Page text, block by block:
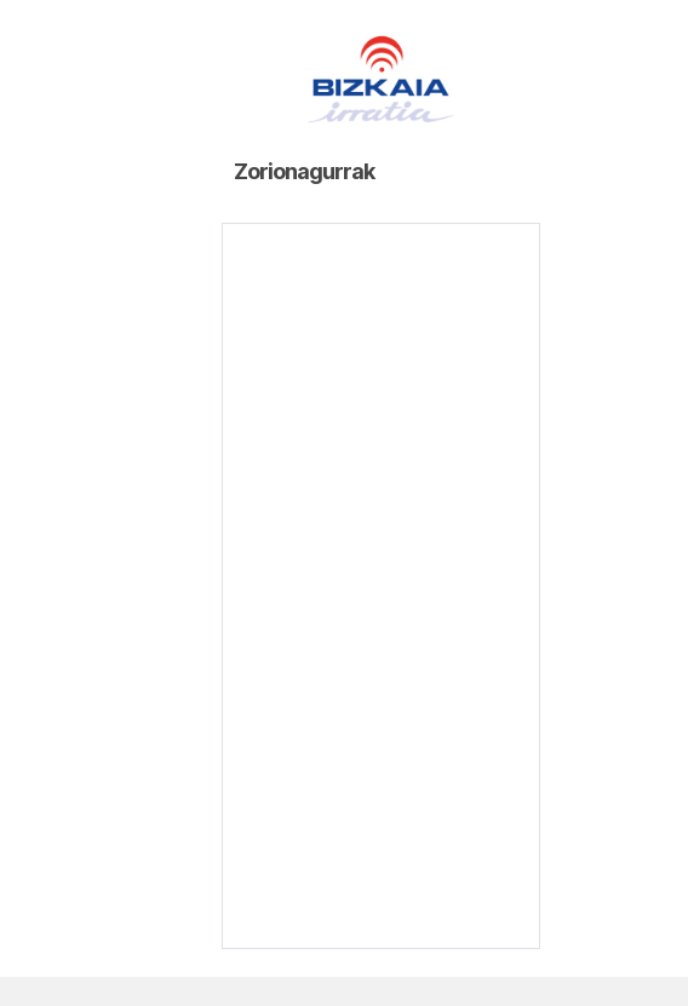
Zorionagurrak